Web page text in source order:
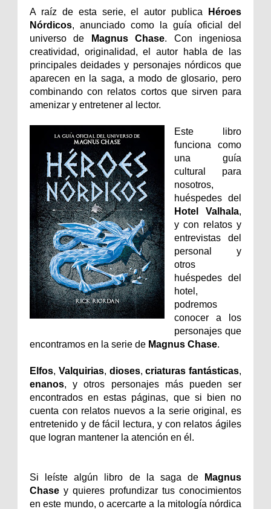
A raíz de esta serie, el autor publica
Héroes
Nórdicos, anunciado como la guía oficial del
universo de
Magnus Chase. Con ingeniosa
creatividad, originalidad, el autor habla de las
principales deidades y personajes nórdicos que
aparecen en la saga, a modo de glosario, pero
combinando con relatos cortos que sirven para
amenizar y entretener al lector.
Este libro
funciona como
una guía
cultural para
nosotros,
huéspedes del
Hotel Valhala,
y con relatos y
entrevistas del
personal y
otros
huéspedes del
hotel,
podremos
conocer a los
personajes que
encontramos en la serie de Magnus Chase.
Elfos, Valquirias, dioses,criaturas fantásticas,
enanos, y otros personajes más pueden ser
encontrados en estas páginas, que si bien no
cuenta con relatos nuevos a la serie original, es
entretenido y de fácil lectura, y con relatos ágiles
que logran mantener la atención en él.
Si leíste algún libro de la saga de
Magnus
Chase y quieres profundizar tus conocimientos
en este mundo, o acercarte a la mitología nórdica